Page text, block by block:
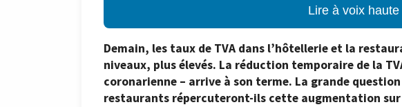
Lire à voix haute
Demain, les taux de TVA dans l’hôtellerie et la
niveaux, plus élevés. La réduction temporaire de la
coronarienne – arrive à son terme. La grande
restaurants répercuteront-ils cette augmentation sur